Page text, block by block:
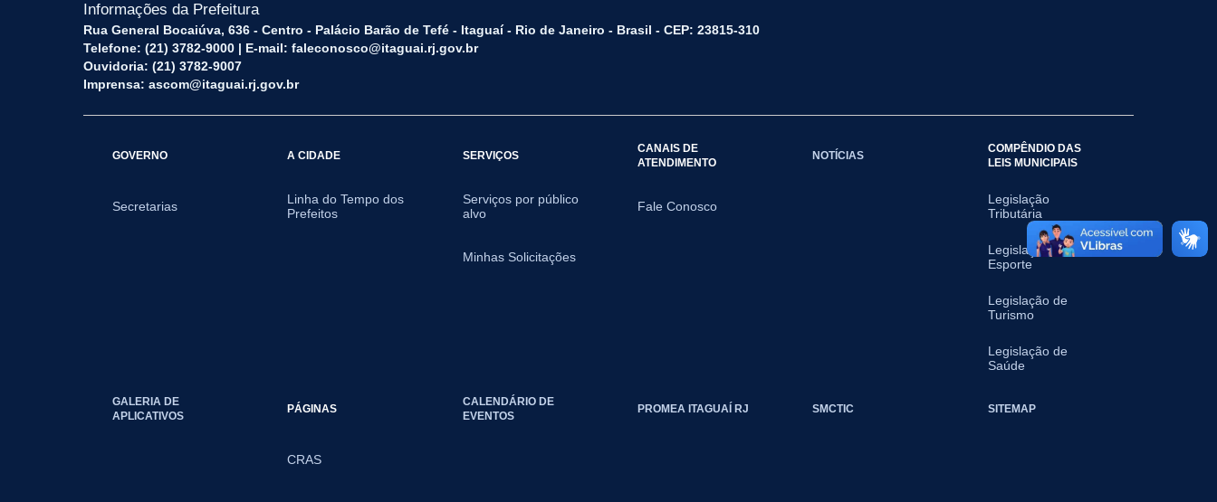
Informações da Prefeitura
Rua General Bocaiúva, 636 - Centro - Palácio Barão de Tefé - Itaguaí - Rio de Janeiro - Brasil - CEP: 23815-310
Telefone: (21) 3782-9000 | E-mail: faleconosco@itaguai.rj.gov.br
Ouvidoria: (21) 3782-9007
Imprensa: ascom@itaguai.rj.gov.br
GOVERNO
Secretarias
A CIDADE
Linha do Tempo dos
Prefeitos
SERVIÇOS
Serviços por público
alvo
Minhas Solicitações
CANAIS DE
ATENDIMENTO
Fale Conosco
NOTÍCIAS
COMPÊNDIO DAS
LEIS MUNICIPAIS
Legislação
Tributária
Legislação do
Esporte
Legislação de
Turismo
Legislação de
Saúde
GALERIA DE
APLICATIVOS
PÁGINAS
CRAS
CALENDÁRIO DE
EVENTOS
PROMEA ITAGUAÍ RJ SMCTIC SITEMAP